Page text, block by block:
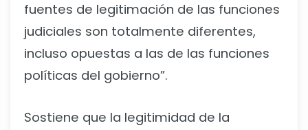
fuentes de legitimación de las funciones
judiciales son totalmente diferentes,
incluso opuestas a las de las funciones
políticas del gobierno”.
Sostiene que la legitimidad de la